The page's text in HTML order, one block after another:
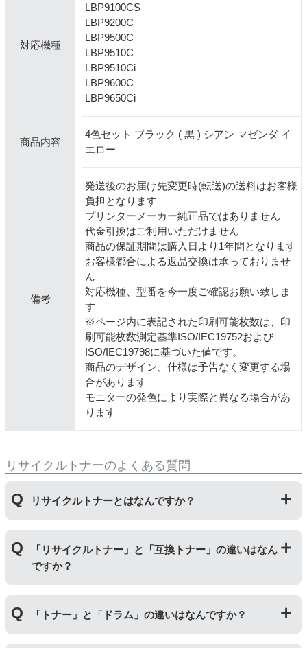
対応機種
LBP9100CS
LBP9200C
LBP9500C
LBP9510C
LBP9510Ci
LBP9600C
LBP9650Ci
商品内容
4色セット ブラック ( 黒 ) シアン マゼンダ イ
エロー
備考
発送後のお届け先変更時(転送)の送料はお客様
負担となります
プリンターメーカー純正品ではありません
代金引換はご利用いただけません
商品の保証期間は購入日より1年間となります
お客様都合による返品交換は承っておりませ
ん
対応機種、型番を今一度ご確認お願い致しま
す
※ページ内に表記された印刷可能枚数は、印
刷可能枚数測定基準ISO/IEC19752および
ISO/IEC19798に基づいた値です。
商品のデザイン、仕様は予告なく変更する場
合があります
モニターの発色により実際と異なる場合があ
ります
リサイクルトナーのよくある質問
リサイクルトナーとはなんですか？
にて洗浄やトナー(粉)充填をしたうえで、再度販売して
いる商品です。
純正品に比べて、印刷代を節約することができます。
「リサイクルトナー」と「互換トナー」の違いはなん
ですか？
ッジを国内で1本づつ丁寧に製造しているため、比較的
不具合の起きにくい商品です。
「トナー」と「ドラム」の違いはなんですか？